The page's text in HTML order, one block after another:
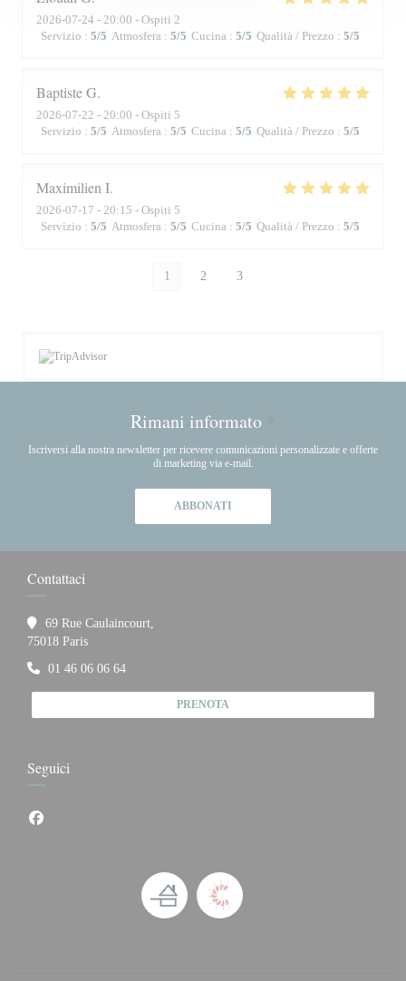
2026-07-24 - 20:00 - Ospiti 2
Servizio : 5/5 Atmosfera : 5/5 Cucina : 5/5 Qualità / Prezzo : 5/5
BaptisteG
2026-07-22 - 20:00 - Ospiti 5
Servizio : 5/5 Atmosfera : 5/5 Cucina : 5/5 Qualità / Prezzo : 5/5
Maximilien I
2026-07-17 - 20:15 - Ospiti 5
Servizio : 5/5 Atmosfera : 5/5 Cucina : 5/5 Qualità / Prezzo : 5/5
1 2 3
Rimani informato *
Iscriversi alla nostra newsletter per ricevere comunicazioni personalizzate e offerte
di marketing via e-mail.
ABBONATI
Contattaci
69 Rue Caulaincourt,
75018 Paris((apre una nuova finestra))
01 46 06 06 64
PRENOTA
Seguici
Facebook ((apre una nuova finestra))